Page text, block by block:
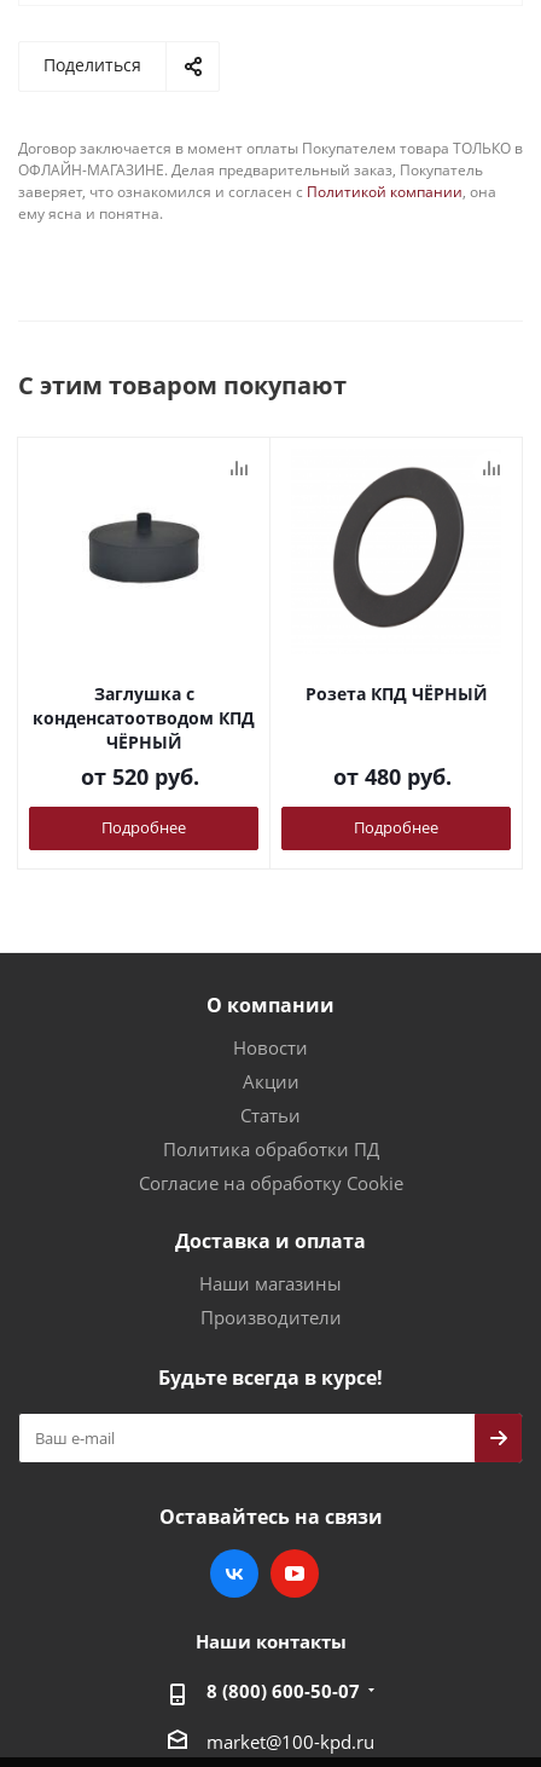
Поделиться
Договор заключается в момент оплаты Покупателем товара ТОЛЬКО в
ОФЛАЙН-МАГАЗИНЕ. Делая предварительный заказ, Покупатель
заверяет, что ознакомился и согласен с Политикой компании, она
ему ясна и понятна.
С этим товаром покупают
Заглушка с
конденсатоотводом КПД
ЧЁРНЫЙ
от 520 руб.
Подробнее
Розета КПД ЧЁРНЫЙ
от 480 руб.
Подробнее
О компании
Новости
Акции
Статьи
Политика обработки ПД
Согласие на обработку Cookie
Доставка и оплата
Наши магазины
Производители
Будьте всегда в курсе!
Оставайтесь на связи
Наши контакты
8 (800) 600-50-07
market@100-kpd.ru